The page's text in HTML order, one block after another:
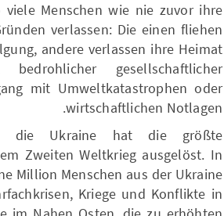
Menschen wie nie zuvor ihre
verlassen: Die einen fliehen
andere verlassen ihre Heimat
gesellschaftlicher
mit Umweltkatastrophen oder
wirtschaftlichen Notlagen.
die Ukraine hat die größte
Zweiten Weltkrieg ausgelöst. In
Million Menschen aus der Ukraine
Kriege und Konflikte in